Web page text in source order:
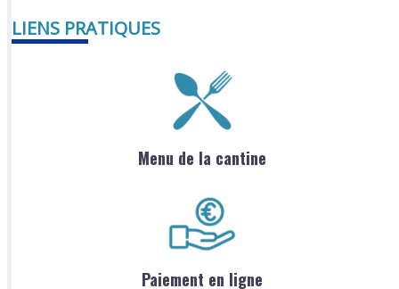
LIENS PRATIQUES
Menu de la cantine
Paiement en ligne